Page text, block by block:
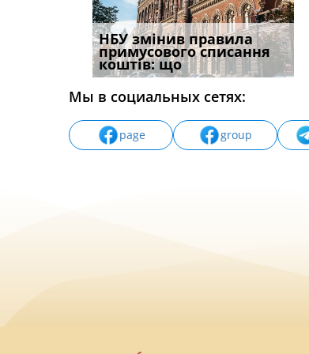
НБУ змінив правила
примусового списання
коштів: що
Водії можуть отримати
компенсацію за
незаконні дії
Мы в социальных сетях:
page group